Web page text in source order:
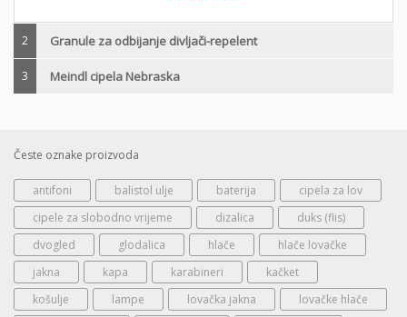
2 Granule za odbijanje divljači-repelent
3 Meindl cipela Nebraska
Česte oznake proizvoda
antifoni balistol ulje baterija
cipela za lov
cipele za slobodno vrijeme
dizalica
duks (flis)
dvogled
glodalica hlače
hlače lovačke
jakna
kapa karabineri
kačket
košulje
lampe lovačka jakna
lovačke hlače